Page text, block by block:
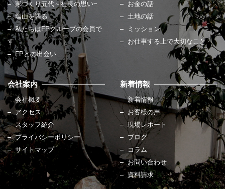
家づくり五代～社長の思い~
塩山を語る
私たちはFPグループの会員で
す
FPとの出会い
お金の話
土地の話
ミッション
お仕事する上で大切なこと
会社案内
会社概要
アクセス
スタッフ紹介
プライバシーポリシー
サイトマップ
新着情報
新着情報
お客様の声
現場レポート
ブログ
コラム
お問い合わせ
資料請求